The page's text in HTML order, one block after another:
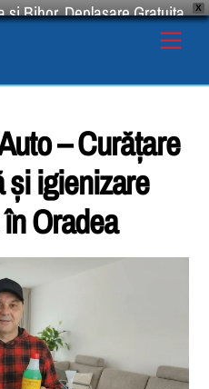
X
și Bihor. Deplasare Gratuita
– Curățare
igienizare
Oradea